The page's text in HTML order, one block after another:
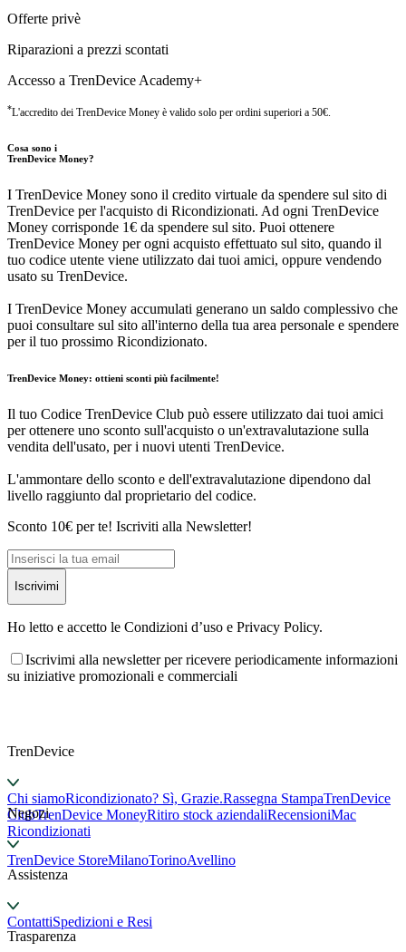
Offerte privè
Riparazioni a prezzi scontati
Accesso a TrenDevice Academy+
*L'accredito dei TrenDevice Money è valido solo per ordini superiori a 50€.
Cosa sono i
TrenDevice Money?
I TrenDevice Money sono il credito virtuale da spendere sul sito di
TrenDevice per l'acquisto di Ricondizionati. Ad ogni TrenDevice
Money corrisponde 1€ da spendere sul sito. Puoi ottenere
TrenDevice Money per ogni acquisto effettuato sul sito, quando il
tuo codice utente viene utilizzato dai tuoi amici, oppure vendendo
usato su TrenDevice.
I TrenDevice Money accumulati generano un saldo complessivo che
puoi consultare sul sito all'interno della tua area personale e spendere
per il tuo prossimo Ricondizionato.
TrenDevice Money: ottieni sconti più facilmente!
Il tuo Codice TrenDevice Club può essere utilizzato dai tuoi amici
per ottenere uno sconto sull'acquisto o un'extravalutazione sulla
vendita dell'usato, per i nuovi utenti TrenDevice.
L'ammontare dello sconto e dell'extravalutazione dipendono dal
livello raggiunto dal proprietario del codice.
Sconto 10€ per te! Iscriviti alla Newsletter!
Iscrivimi
Ho letto e accetto le Condizioni d’uso e Privacy Policy.
Iscrivimi alla newsletter per ricevere periodicamente informazioni
su iniziative promozionali e commerciali
TrenDevice
Chi siamoRicondizionato? Sì, Grazie.Rassegna StampaTrenDevice
ClubTrenDevice MoneyRitiro stock aziendaliRecensioniMac
Ricondizionati
Negozi
TrenDevice StoreMilanoTorinoAvellino
Assistenza
ContattiSpedizioni e Resi
Trasparenza